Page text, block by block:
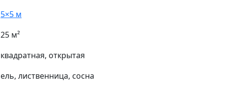
5×5 м
25 м²
квадратная, открытая
ель, лиственница, сосна